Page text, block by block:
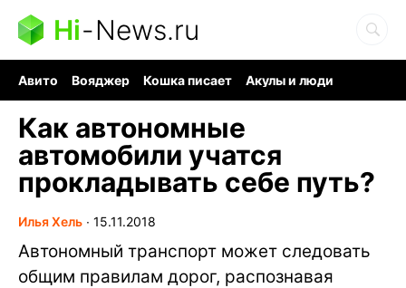
Hi-News.ru
Авито Вояджер Кошка писает
Акулы и люди
Как автономные
автомобили учатся
прокладывать себе путь?
Илья Хель ∙ 15.11.2018
Автономный транспорт может следовать
общим правилам дорог, распознавая